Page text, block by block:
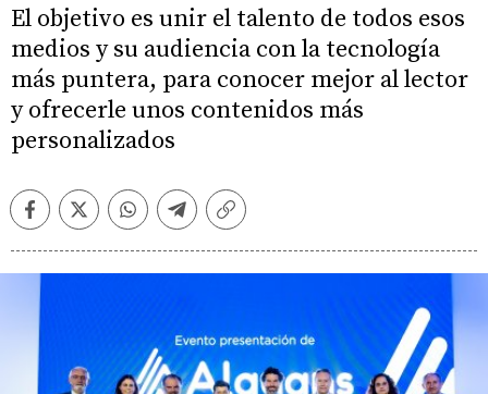
El objetivo es unir el talento de todos esos
medios y su audiencia con la tecnología
más puntera, para conocer mejor al lector
y ofrecerle unos contenidos más
personalizados
FacebookTwitterWhatsappTelegramCopiar